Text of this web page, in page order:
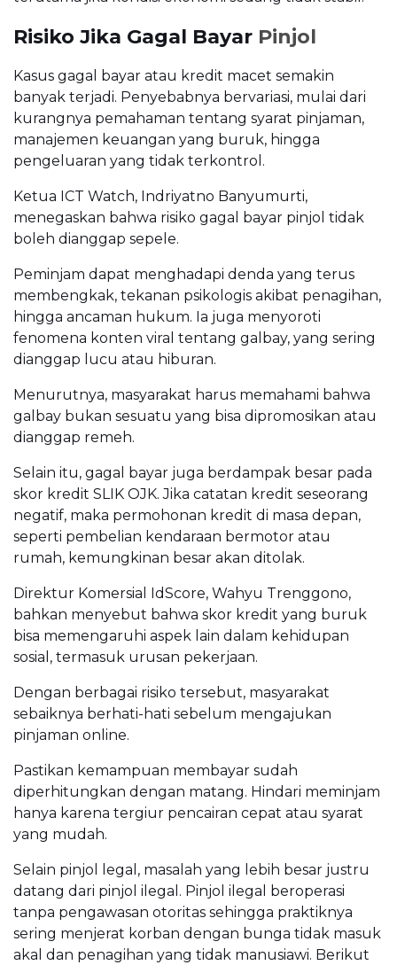
Risiko Jika Gagal Bayar Pinjol
Kasus gagal bayar atau kredit macet semakin
banyak terjadi. Penyebabnya bervariasi, mulai dari
kurangnya pemahaman tentang syarat pinjaman,
manajemen keuangan yang buruk, hingga
pengeluaran yang tidak terkontrol.
Ketua ICT Watch, Indriyatno Banyumurti,
menegaskan bahwa risiko gagal bayar pinjol tidak
boleh dianggap sepele.
Peminjam dapat menghadapi denda yang terus
membengkak, tekanan psikologis akibat penagihan,
hingga ancaman hukum. Ia juga menyoroti
fenomena konten viral tentang galbay, yang sering
dianggap lucu atau hiburan.
Menurutnya, masyarakat harus memahami bahwa
galbay bukan sesuatu yang bisa dipromosikan atau
dianggap remeh.
Selain itu, gagal bayar juga berdampak besar pada
skor kredit SLIK OJK. Jika catatan kredit seseorang
negatif, maka permohonan kredit di masa depan,
seperti pembelian kendaraan bermotor atau
rumah, kemungkinan besar akan ditolak.
Direktur Komersial IdScore, Wahyu Trenggono,
bahkan menyebut bahwa skor kredit yang buruk
bisa memengaruhi aspek lain dalam kehidupan
sosial, termasuk urusan pekerjaan.
Dengan berbagai risiko tersebut, masyarakat
sebaiknya berhati-hati sebelum mengajukan
pinjaman online.
Pastikan kemampuan membayar sudah
diperhitungkan dengan matang. Hindari meminjam
hanya karena tergiur pencairan cepat atau syarat
yang mudah.
Selain pinjol legal, masalah yang lebih besar justru
datang dari pinjol ilegal. Pinjol ilegal beroperasi
tanpa pengawasan otoritas sehingga praktiknya
sering menjerat korban dengan bunga tidak masuk
akal dan penagihan yang tidak manusiawi. Berikut